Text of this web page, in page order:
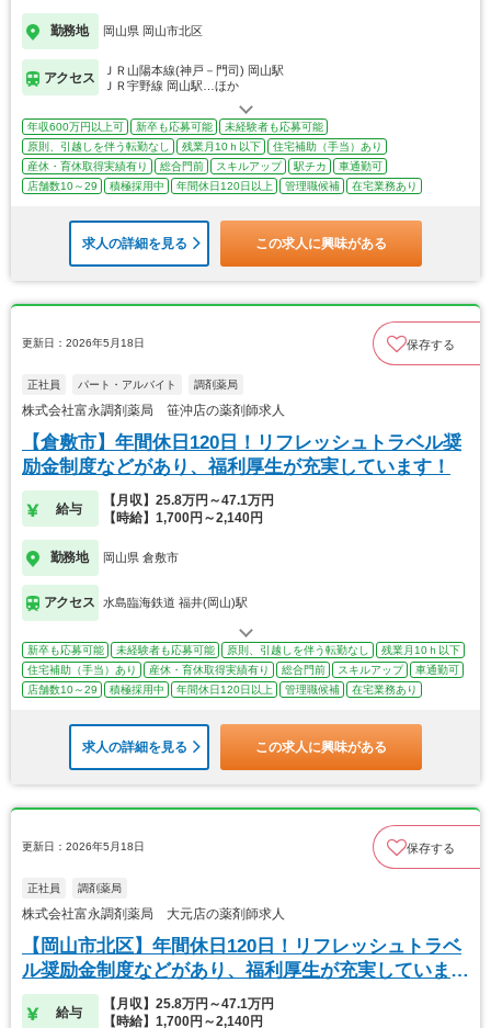
勤務地 岡山県 岡山市北区
アクセス
ＪＲ山陽本線(神戸－門司) 岡山駅
ＪＲ宇野線 岡山駅…ほか
年収600万円以上可 新卒も応募可能
未経験者も応募可能
原則、引越しを伴う転勤なし
残業月10ｈ以下
住宅補助（手当）あり
産休・育休取得実績有り
総合門前 スキルアップ 駅チカ
車通勤可
店舗数10～29
積極採用中 年間休日120日以上 管理職候補 在宅業務あり
求人の詳細を見る この求人に興味がある
更新日：2026年5月18日 保存する
正社員 パート・アルバイト 調剤薬局
株式会社富永調剤薬局 笹沖店の薬剤師求人
【倉敷市】年間休日120日！リフレッシュトラベル奨
励金制度などがあり、福利厚生が充実しています！
給与
【月収】25.8万円～47.1万円
【時給】1,700円～2,140円
勤務地 岡山県 倉敷市
アクセス 水島臨海鉄道 福井(岡山)駅
新卒も応募可能 未経験者も応募可能 原則、引越しを伴う転勤なし
残業月10ｈ以下
住宅補助（手当）あり
産休・育休取得実績有り 総合門前 スキルアップ
車通勤可
店舗数10～29
積極採用中 年間休日120日以上 管理職候補 在宅業務あり
求人の詳細を見る この求人に興味がある
更新日：2026年5月18日 保存する
正社員 調剤薬局
株式会社富永調剤薬局 大元店の薬剤師求人
【岡山市北区】年間休日120日！リフレッシュトラベ
ル奨励金制度などがあり、福利厚生が充実していま
す！
給与
【月収】25.8万円～47.1万円
【時給】1,700円～2,140円